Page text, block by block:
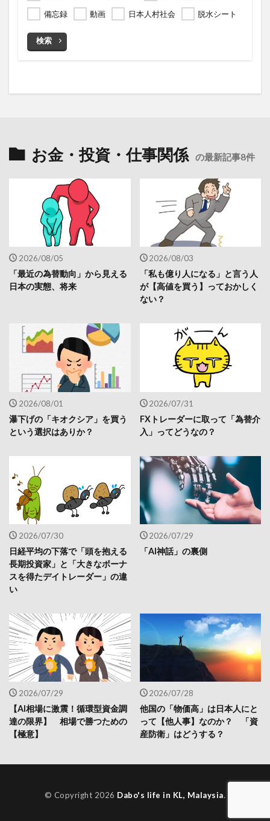
備忘録
動画 日本人村社会 脱水シート
検索
お金・投資・仕事関係 の最新記事8件
2026/08/05
「最近の為替動向」から見える
日本の実態、将来
2026/08/03
「私も億り人になる」と言う人
が【高値を買う】っておかしく
ない？
2026/08/01
瀑下げの「キオクシア」を買う
という選択はありか？
2026/07/31
FXトレーダーに取って「為替介
入」ってどうなの？
2026/07/30
日経平均の下落で「頭を抱える
長期投資家」と「大きなボーナ
スを得たデイトレーダー」の違
い
2026/07/29
「AI神話」の裏側
2026/07/29
【AI相場に激震！循環型資金調
達の限界】 相場で勝つための
【極意】
2026/07/28
他国の「物価高」は日本人にと
って【他人事】なのか？ 「資
産防衛」はどうする？
© Copyright 2026 Dabo's life in KL, Malaysia.